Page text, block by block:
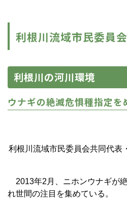
利根川流域市民委員会
利根川の河川環境
ウナギの絶滅危惧種指定を
利根川流域市民委員会共同代表
2013年2月、ニホンウナギが
れ世間の注目を集めている。